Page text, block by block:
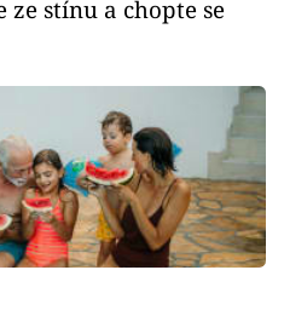
stínu a chopte se